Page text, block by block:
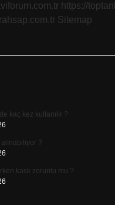
https://
Sitemap
kaç kez kullanılır ?
?
kask zorunlu mu ?